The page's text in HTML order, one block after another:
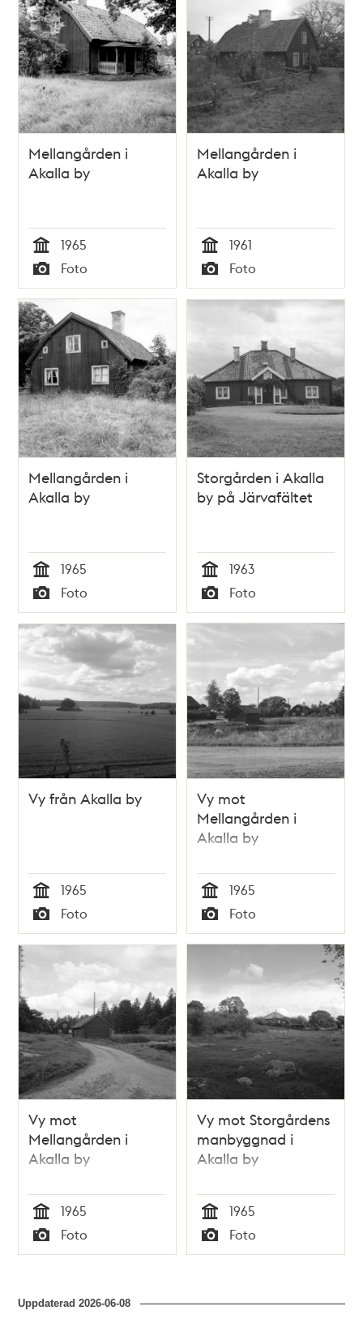
Mellangården i
Akalla by
Tid
1965
Typ
Foto
Mellangården i
Akalla by
Tid
1961
Typ
Foto
Mellangården i
Akalla by
Tid
1965
Typ
Foto
Storgården i Akalla
by på Järvafältet
Tid
1963
Typ
Foto
Vy från Akalla by
Tid
1965
Typ
Foto
Vy mot
Mellangården i
Akalla by
Tid
1965
Typ
Foto
Vy mot
Mellangården i
Akalla by
Tid
1965
Typ
Foto
Vy mot Storgårdens
manbyggnad i
Akalla by
Tid
1965
Typ
Foto
Uppdaterad2026-06-08